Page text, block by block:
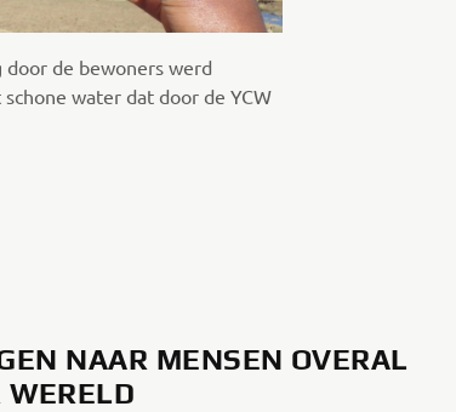
de bewoners werd
water dat door de YCW
NAAR MENSEN OVERAL
WERELD